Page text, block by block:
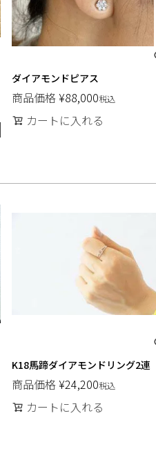
ダイアモンドピアス
商品価格 ¥88,000税込
カートに入れる
K18馬蹄ダイアモンドリング2連
商品価格 ¥24,200税込
カートに入れる